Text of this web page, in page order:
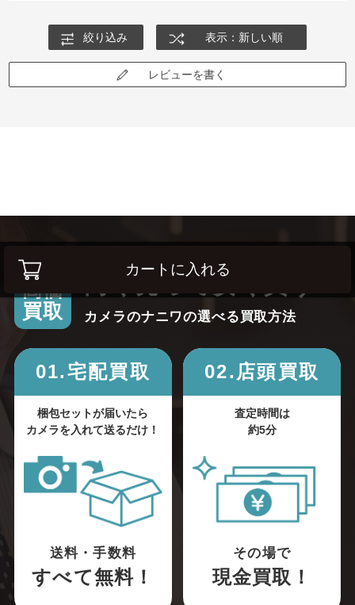
カートに入れる
絞り込み 表示：新しい順
レビューを書く
高価
買取
カメラのナニワの選べる買取方法
01.宅配買取
梱包セットが届いたら
カメラを入れて送るだけ！
送料・手数料
すべて無料！
02.店頭買取
査定時間は
約5分
その場で
現金買取！